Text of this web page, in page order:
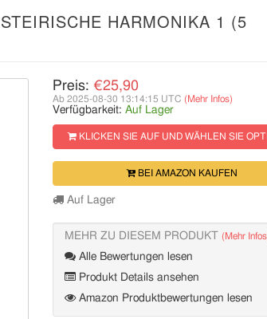
HARMONIKA 1 (5
Preis: €25,90
Ab 2025-08-30 13:14:15 UTC (Mehr Infos)
Verfügbarkeit: Auf Lager
KLICKEN SIE AUF UND WÄHLEN SIE
BEI AMAZON KAUFEN
Auf Lager
MEHR ZU DIESEM PRODUKT (Mehr
Alle Bewertungen lesen
Produkt Details ansehen
Amazon Produktbewertungen lesen